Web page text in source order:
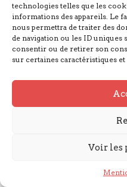
technologies telles que les
informations des appareils. Le
nous permettra de traiter des
de navigation ou les ID uniques
consentir ou de retirer son
sur certaines caractéristiques
Voir les
©